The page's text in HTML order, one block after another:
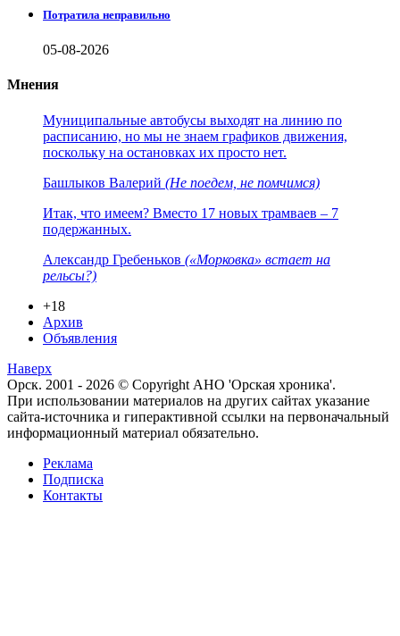
Потратила неправильно
05-08-2026
Мнения
Муниципальные автобусы выходят на линию по
расписанию, но мы не знаем графиков движения,
поскольку на остановках их просто нет.
Башлыков Валерий (Не поедем, не помчимся)
Итак, что имеем? Вместо 17 новых трамваев – 7
подержанных.
Александр Гребеньков («Морковка» встает на
рельсы?)
+18
Архив
Объявления
Наверх
Орск. 2001 - 2026 © Copyright АНО 'Орская хроника'.
При использовании материалов на других сайтах указание
сайта-источника и гиперактивной ссылки на первоначальный
информационный материал обязательно.
Реклама
Подписка
Контакты